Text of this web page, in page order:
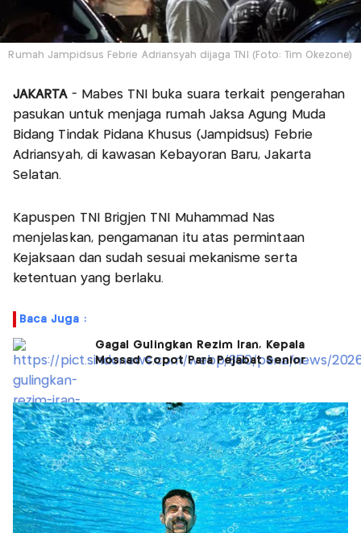
Rumah Jampidsus Febrie Adriansyah dijaga TNI (Foto: Tim Okezone)
JAKARTA- Mabes TNI buka suara terkait pengerahan
pasukan untuk menjaga rumah Jaksa Agung Muda
Bidang Tindak Pidana Khusus (Jampidsus) Febrie
Adriansyah, di kawasan Kebayoran Baru, Jakarta
Selatan.
Kapuspen TNI Brigjen TNI Muhammad Nas
menjelaskan, pengamanan itu atas permintaan
Kejaksaan dan sudah sesuai mekanisme serta
ketentuan yang berlaku.
Baca Juga :
Gagal Gulingkan Rezim Iran, Kepala
Mossad Copot Para Pejabat Senior